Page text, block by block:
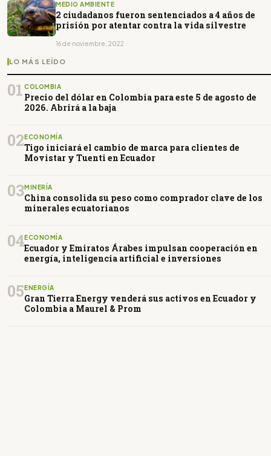
MEDIO AMBIENTE
2 ciudadanos fueron sentenciados a 4 años de
prisión por atentar contra la vida silvestre
16 de noviembre, 2022
LO MÁS LEÍDO
01 COLOMBIA
Precio del dólar en Colombia para este 5 de agosto de
2026. Abrirá a la baja
02 ECONOMÍA
Tigo iniciará el cambio de marca para clientes de
Movistar y Tuenti en Ecuador
03MINERÍA
China consolida su peso como comprador clave de los
minerales ecuatorianos
04ECONOMÍA
Ecuador y Emiratos Árabes impulsan cooperación en
energía, inteligencia artificial e inversiones
05 ENERGÍA
Gran Tierra Energy venderá sus activos en Ecuador y
Colombia a Maurel & Prom